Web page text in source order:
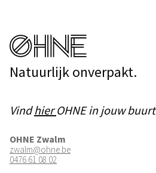
Natuurlijk onverpakt.
VindhierOHNE in jouw buurt
OHNE Zwalm
zwalm@ohne.be
0476 61 08 02